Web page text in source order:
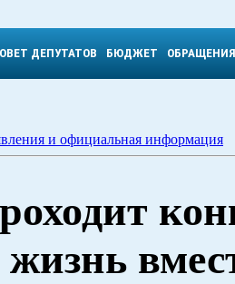
ДЕПУТАТОВ БЮДЖЕТ ОБРАЩЕНИЯ
и официальная информация